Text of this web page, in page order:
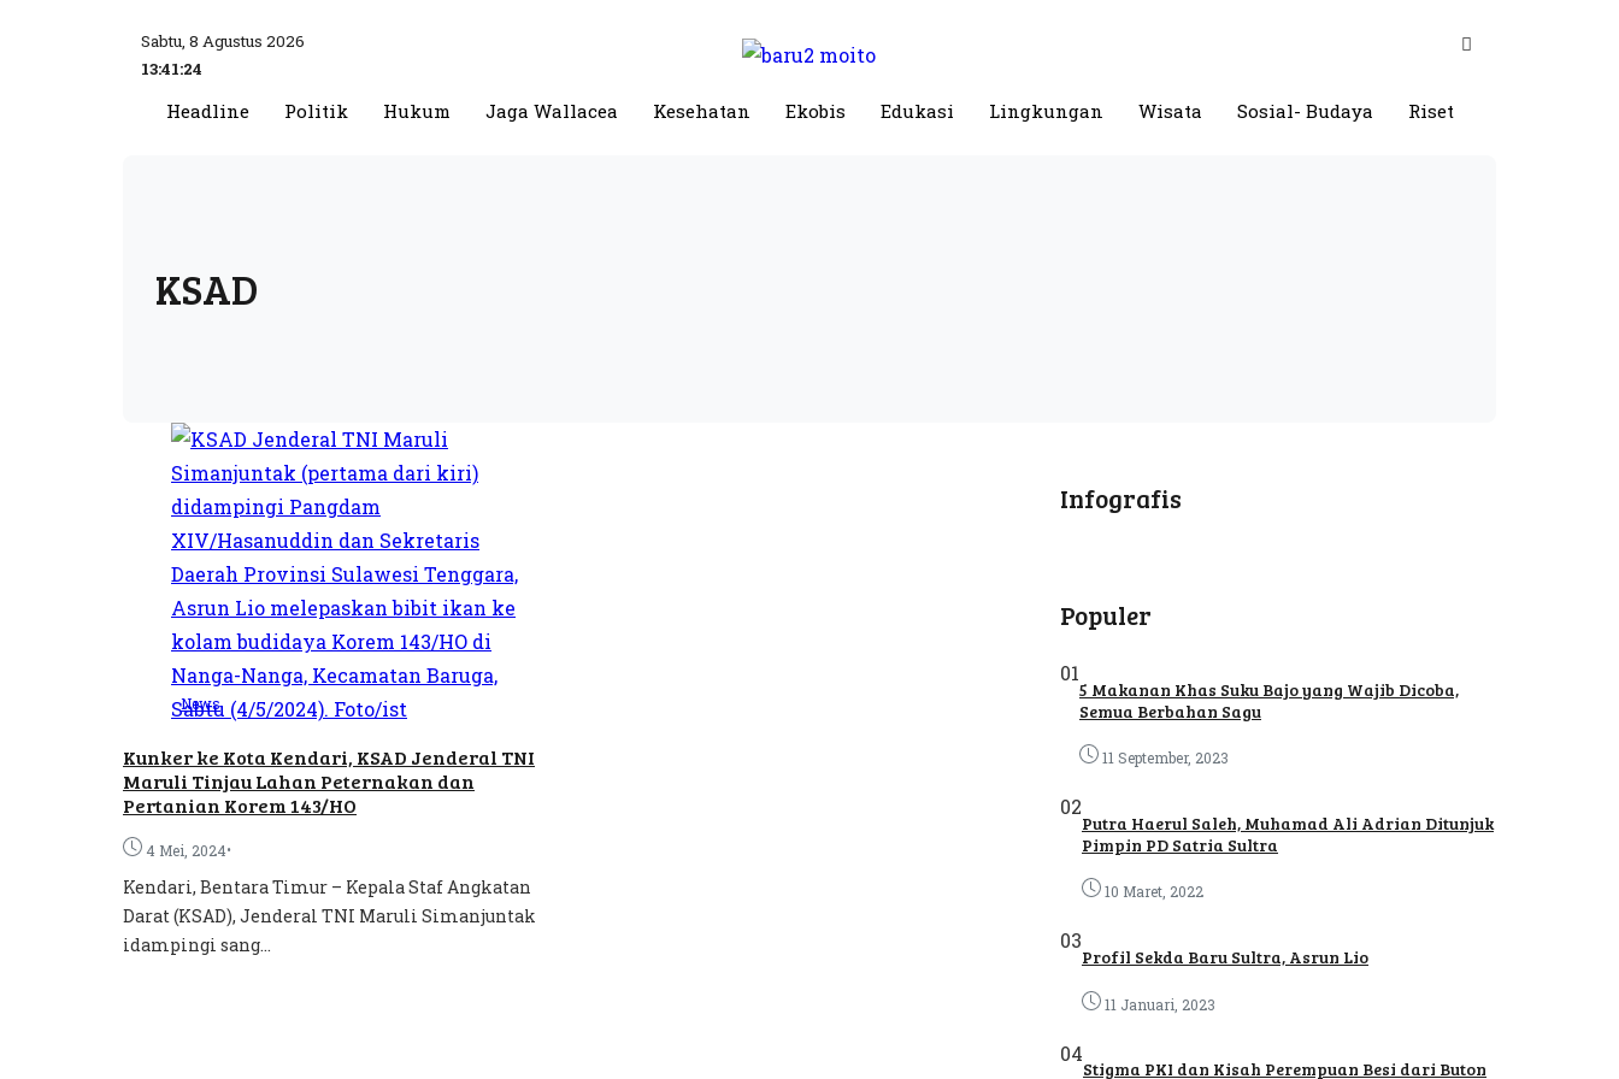
Sabtu, 8 Agustus 2026
13:41:25
Headline Politik Hukum Jaga Wallacea Kesehatan Ekobis Edukasi Lingkungan Wisata Sosial- Budaya Riset
KSAD
News
Kunker ke Kota Kendari, KSAD Jenderal TNI
Maruli Tinjau Lahan Peternakan dan
Pertanian Korem 143/HO
4 Mei, 2024•
Kendari, Bentara Timur – Kepala Staf Angkatan
Darat (KSAD), Jenderal TNI Maruli Simanjuntak
idampingi sang...
Infografis
Populer
01
5 Makanan Khas Suku Bajo yang Wajib Dicoba,
Semua Berbahan Sagu
11 September, 2023
02
Putra Haerul Saleh, Muhamad Ali Adrian Ditunjuk
Pimpin PD Satria Sultra
10 Maret, 2022
03
Profil Sekda Baru Sultra, Asrun Lio
11 Januari, 2023
04
Stigma PKI dan Kisah Perempuan Besi dari Buton